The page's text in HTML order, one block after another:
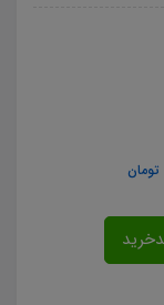
تومان